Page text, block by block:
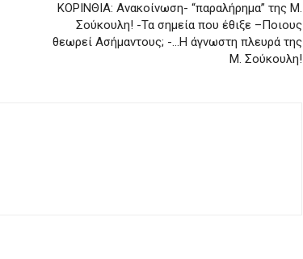
ΚΟΡΙΝΘΙΑ: Ανακοίνωση- “παραλήρημα” της Μ.
Σούκουλη! -Τα σημεία που έθιξε –Ποιους
θεωρεί Ασήμαντους; -…Η άγνωστη πλευρά της
Μ. Σούκουλη!